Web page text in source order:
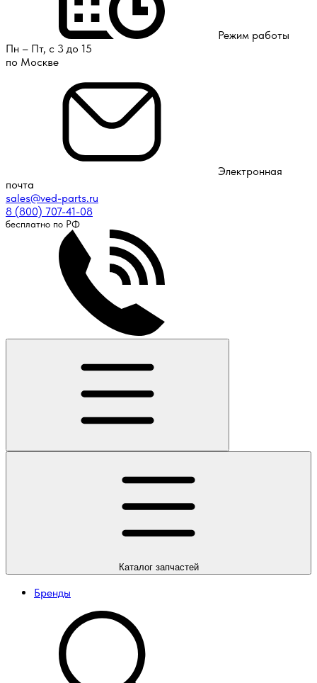
Режим работы
Пн – Пт, с 3 до 15
по Москве
Электронная
почта
sales@ved-parts.ru
8 (800) 707-41-08
бесплатно по РФ
Каталогзапчастей
Бренды